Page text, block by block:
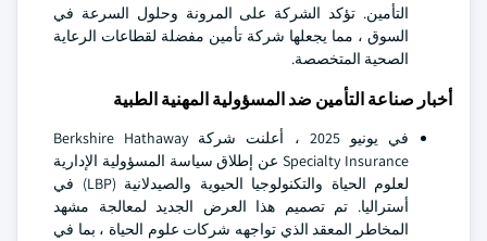
التأمين. تؤكد الشركة على المرونة وحلول السرعة في
السوق ، مما يجعلها شركة تأمين مفضلة لقطاعات الرعاية
الصحية المتخصصة.
أخبار صناعة التأمين ضد المسؤولية المهنية الطبية
في يونيو 2025 ، أعلنت شركة Berkshire Hathaway
Specialty Insurance عن إطلاق سياسة المسؤولية الإدارية
لعلوم الحياة والتكنولوجيا الحيوية والصيدلانية (LBP) في
أستراليا. تم تصميم هذا العرض الجديد لمعالجة مشهد
المخاطر المعقد الذي تواجهه شركات علوم الحياة ، بما في